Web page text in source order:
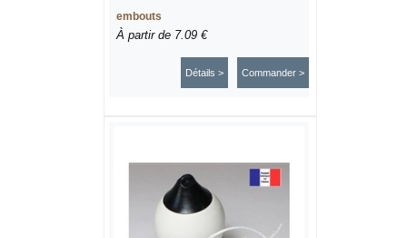
embouts
À partir de 7.09 €
Commander >
Détails >